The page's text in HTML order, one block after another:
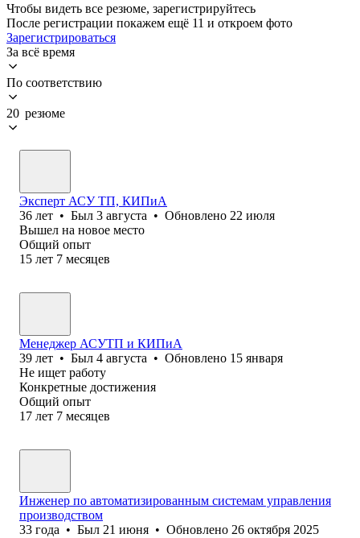
Чтобы видеть все резюме, зарегистрируйтесь
После регистрации покажем ещё 11 и откроем фото
Зарегистрироваться
За всё время
По соответствию
20 резюме
Эксперт АСУ ТП, КИПиА
36 лет • Был 3 августа • Обновлено 22 июля
Вышел на новое место
Общий опыт
15 лет 7 месяцев
Менеджер АСУТП и КИПиА
39 лет • Был 4 августа • Обновлено 15 января
Не ищет работу
Конкретные достижения
Общий опыт
17 лет 7 месяцев
Инженер по автоматизированным системам управления
производством
33 года • Был 21 июня • Обновлено 26 октября 2025